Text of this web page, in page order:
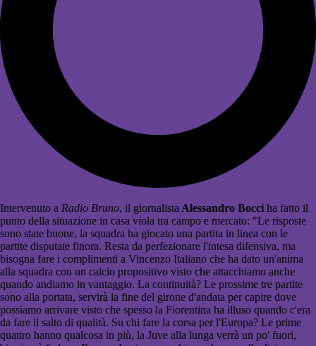
Intervenuto a Radio Bruno, il giornalistaAlessandro Bocci ha fatto il
punto della situazione in casa viola tra campo e mercato: "Le risposte
sono state buone, la squadra ha giocato una partita in linea con le
partite disputate finora. Resta da perfezionare l'intesa difensiva, ma
bisogna fare i complimenti a Vincenzo Italiano che ha dato un'anima
alla squadra con un calcio propositivo visto che attacchiamo anche
quando andiamo in vantaggio. La continuità? Le prossime tre partite
sono alla portata, servirà la fine del girone d'andata per capire dove
possiamo arrivare visto che spesso la Fiorentina ha illuso quando c'era
da fare il salto di qualità. Su chi fare la corsa per l'Europa? Le prime
quattro hanno qualcosa in più, la Juve alla lunga verrà un po' fuori,